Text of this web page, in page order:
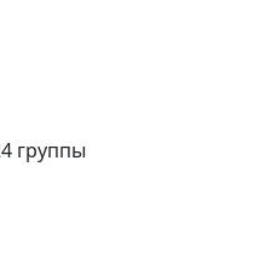
группы